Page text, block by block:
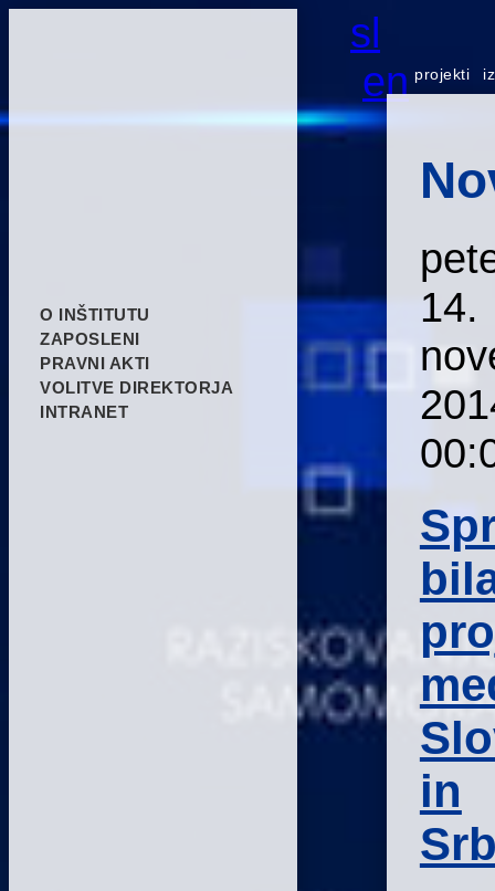
projekti
O INŠTITUTU
ZAPOSLENI
PRAVNI AKTI
VOLITVE DIREKTORJA
INTRANET
sl
en
14.
in